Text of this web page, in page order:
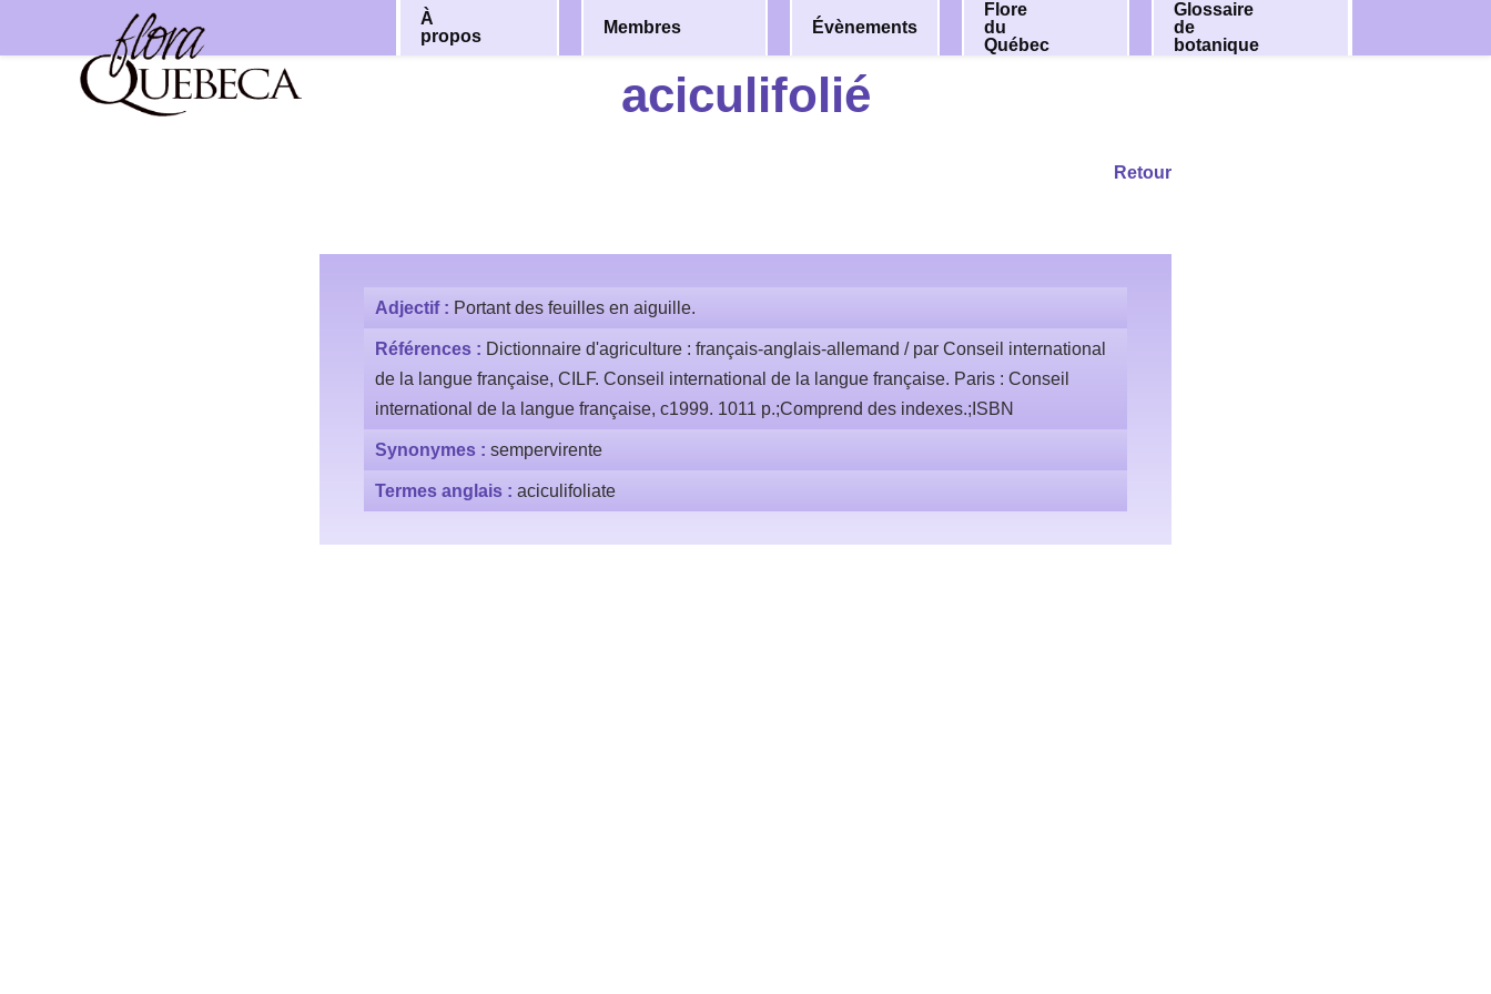
Aller
À
propos
Membres Évènements
Flore
du
Québec
Glossaire
de
botanique
aciculifolié
Retour
Adjectif : Portant des feuilles en aiguille.
Références : Dictionnaire d'agriculture : français-anglais-allemand / par Conseil international
de la langue française, CILF. Conseil international de la langue française. Paris : Conseil
international de la langue française, c1999. 1011 p.;Comprend des indexes.;ISBN
Synonymes : sempervirente
Termes anglais : aciculifoliate